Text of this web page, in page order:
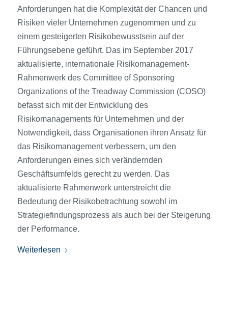
Anforderungen hat die Komplexität der Chancen und
Risiken vieler Unternehmen zugenommen und zu
einem gesteigerten Risikobewusstsein auf der
Führungsebene geführt. Das im September 2017
aktualisierte, internationale Risikomanagement-
Rahmenwerk des Committee of Sponsoring
Organizations of the Treadway Commission (COSO)
befasst sich mit der Entwicklung des
Risikomanagements für Unternehmen und der
Notwendigkeit, dass Organisationen ihren Ansatz für
das Risikomanagement verbessern, um den
Anforderungen eines sich verändernden
Geschäftsumfelds gerecht zu werden. Das
aktualisierte Rahmenwerk unterstreicht die
Bedeutung der Risikobetrachtung sowohl im
Strategiefindungsprozess als auch bei der Steigerung
der Performance.
Weiterlesen